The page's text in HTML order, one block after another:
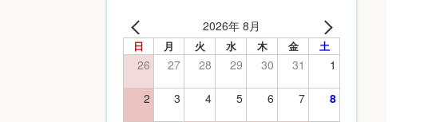
2026年 8月
日 月 火 水 木 金 土
26 27 28 29 30 31 1
2 3 4 5 6 7 8